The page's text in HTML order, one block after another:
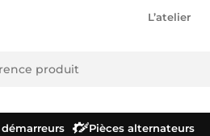
L’atelier
démarreurs Pièces alternateurs